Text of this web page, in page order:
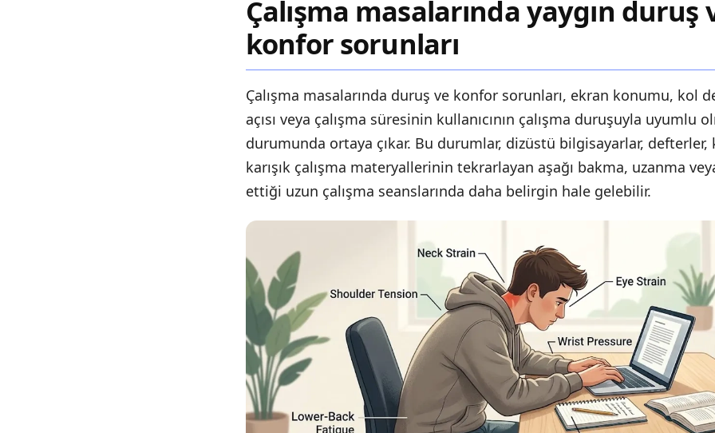
Çalışma masalarında yaygın duruş
konfor sorunları
Çalışma masalarında duruş ve konfor sorunları, ekran konumu, kol
açısı veya çalışma süresinin kullanıcının çalışma duruşuyla uyumlu
durumunda ortaya çıkar. Bu durumlar, dizüstü bilgisayarlar, defterler,
karışık çalışma materyallerinin tekrarlayan aşağı bakma, uzanma
ettiği uzun çalışma seanslarında daha belirgin hale gelebilir.